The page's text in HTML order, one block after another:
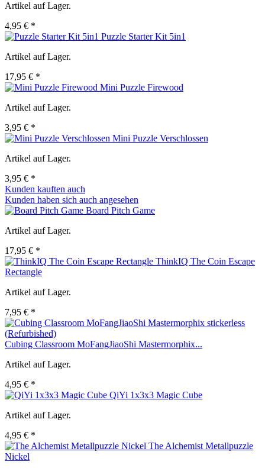
Artikel auf Lager.
4,95 € *
Puzzle Starter Kit 5in1
Artikel auf Lager.
17,95 € *
Mini Puzzle Firewood
Artikel auf Lager.
3,95 € *
Mini Puzzle Verschlossen
Artikel auf Lager.
3,95 € *
Kunden kauften auch
Kunden haben sich auch angesehen
Board Pitch Game
Artikel auf Lager.
17,95 € *
ThinkIQ The Coin Escape
Rectangle
Artikel auf Lager.
7,95 € *
Cubing Classroom MoFangJiaoShi Mastermorphix...
Artikel auf Lager.
4,95 € *
QiYi 1x3x3 Magic Cube
Artikel auf Lager.
4,95 € *
The Alchemist Metallpuzzle
Nickel